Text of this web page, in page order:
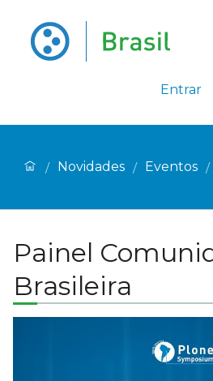
Entrar
/ Novidades / Eventos /
Painel
Brasileira